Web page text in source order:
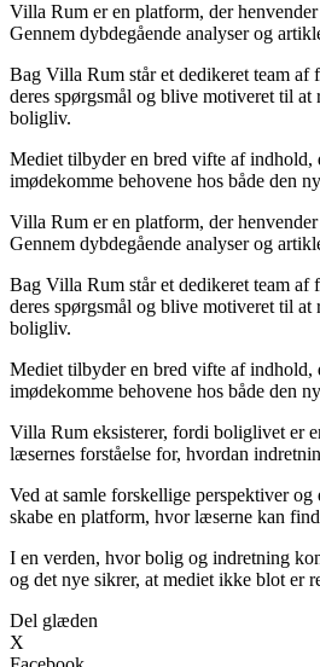
Villa Rum er en platform, der
Gennem dybdegående analyser og
Bag Villa Rum står et dedikeret team
deres spørgsmål og blive motiveret til
boligliv.
Mediet tilbyder en bred vifte af indhold,
imødekomme behovene hos både den
Villa Rum er en platform, der
Gennem dybdegående analyser og
Bag Villa Rum står et dedikeret team
deres spørgsmål og blive motiveret til
boligliv.
Mediet tilbyder en bred vifte af indhold,
imødekomme behovene hos både den
Villa Rum eksisterer, fordi boliglivet er
læsernes forståelse for, hvordan
Ved at samle forskellige perspektiver
skabe en platform, hvor læserne kan
I en verden, hvor bolig og indretning
og det nye sikrer, at mediet ikke blot er
Del glæden
X